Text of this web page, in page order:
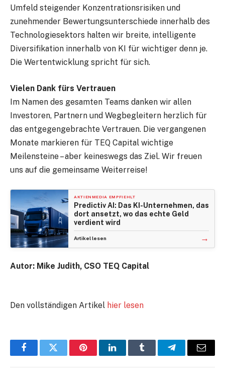
Umfeld steigender Konzentrationsrisiken und
zunehmender Bewertungsunterschiede innerhalb des
Technologiesektors halten wir breite, intelligente
Diversifikation innerhalb von KI für wichtiger denn je.
Die Wertentwicklung spricht für sich.
Vielen Dank fürs Vertrauen
Im Namen des gesamten Teams danken wir allen
Investoren, Partnern und Wegbegleitern herzlich für
das entgegengebrachte Vertrauen. Die vergangenen
Monate markieren für TEQ Capital wichtige
Meilensteine – aber keineswegs das Ziel. Wir freuen
uns auf die gemeinsame Weiterreise!
AKTIENMEDIA EMPFIEHLT
Predictiv AI: Das KI-Unternehmen, das
dort ansetzt, wo das echte Geld
verdient wird
Artikel lesen →
Autor: Mike Judith, CSO TEQ Capital
Den vollständigen Artikel hier lesen
FacebookTwitter PinterestLinkedInTumblr TelegramE-